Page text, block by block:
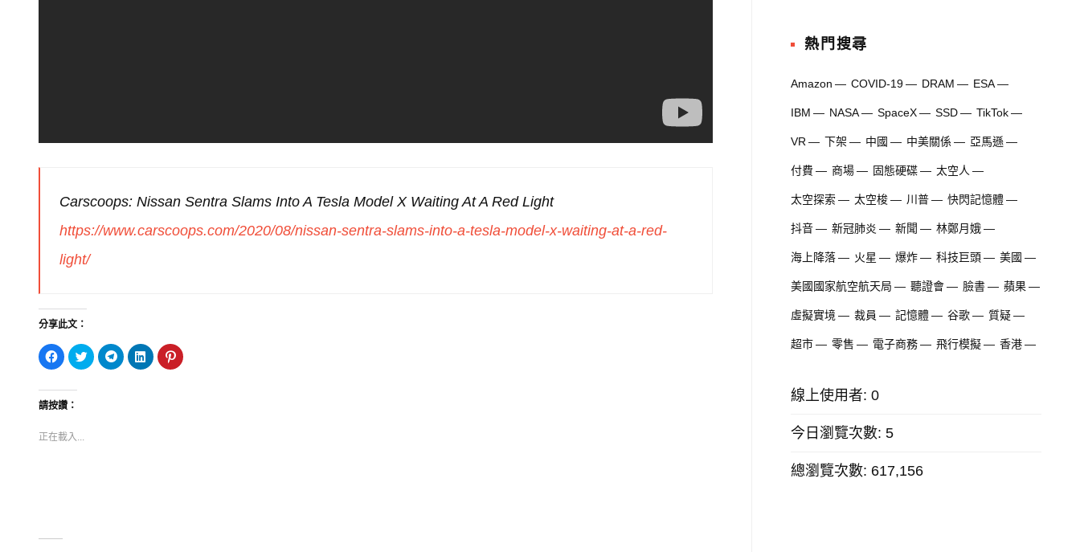
Carscoops: Nissan Sentra Slams Into A Tesla Model X Waiting At A Red Light
https://www.carscoops.com/2020/08/nissan-sentra-slams-into-a-tesla-model-x-waiting-at-a-red-
light/
分享此文：
按
一
分
享
至
新
視
分
享
按
一
分
享
分
享
請按讚：
正在載入...
熱門搜尋
Amazon COVID-19 DRAM ESA
IBM NASA SpaceX SSD TikTok
VR 下架 中國 中美關係 亞馬遜
付費 商場 固態硬碟 太空人
太空探索 太空梭 川普 快閃記憶體
抖音 新冠肺炎 新聞 林鄭月娥
海上降落 火星 爆炸 科技巨頭 美國
美國國家航空航天局 聽證會 臉書 蘋果
虛擬實境 裁員 記憶體 谷歌 質疑
超市 零售 電子商務 飛行模擬 香港
線上使用者: 0
今日瀏覽次數: 5
總瀏覽次數: 617,156